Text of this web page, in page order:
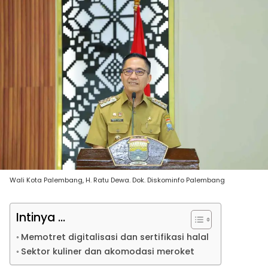
Wali Kota Palembang, H. Ratu Dewa. Dok. Diskominfo Palembang
Intinya ...
Memotret digitalisasi dan sertifikasi halal
Sektor kuliner dan akomodasi meroket